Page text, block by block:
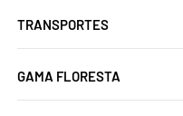
TRANSPORTES
GAMA FLORESTA